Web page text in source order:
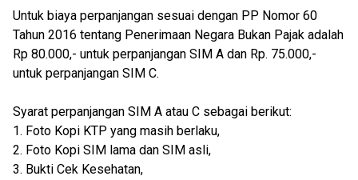
Untuk biaya perpanjangan sesuai dengan PP Nomor 60
Tahun 2016 tentang Penerimaan Negara Bukan Pajak adalah
Rp 80.000,- untuk perpanjangan SIM A dan Rp. 75.000,-
untuk perpanjangan SIM C.
Syarat perpanjangan SIM A atau C sebagai berikut:
1. Foto Kopi KTP yang masih berlaku,
2. Foto Kopi SIM lama dan SIM asli,
3. Bukti Cek Kesehatan,